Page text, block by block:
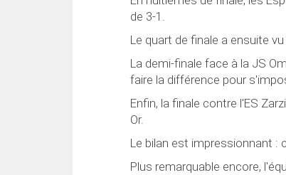
de 3-1.
Le quart de finale a ensuite
La demi-finale face à la JS
faire la différence pour
Enfin, la finale contre l'ES
Or.
Le bilan est impressionnant :
Plus remarquable encore,